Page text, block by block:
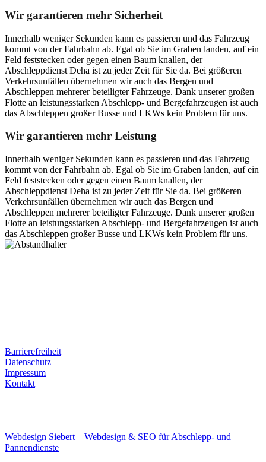
Wir garantieren mehr Sicherheit
Innerhalb weniger Sekunden kann es passieren und das Fahrzeug
kommt von der Fahrbahn ab. Egal ob Sie im Graben landen, auf ein
Feld feststecken oder gegen einen Baum knallen, der
Abschleppdienst Deha ist zu jeder Zeit für Sie da. Bei größeren
Verkehrsunfällen übernehmen wir auch das Bergen und
Abschleppen mehrerer beteiligter Fahrzeuge. Dank unserer großen
Flotte an leistungsstarken Abschlepp- und Bergefahrzeugen ist auch
das Abschleppen großer Busse und LKWs kein Problem für uns.
Wir garantieren mehr Leistung
Innerhalb weniger Sekunden kann es passieren und das Fahrzeug
kommt von der Fahrbahn ab. Egal ob Sie im Graben landen, auf ein
Feld feststecken oder gegen einen Baum knallen, der
Abschleppdienst Deha ist zu jeder Zeit für Sie da. Bei größeren
Verkehrsunfällen übernehmen wir auch das Bergen und
Abschleppen mehrerer beteiligter Fahrzeuge. Dank unserer großen
Flotte an leistungsstarken Abschlepp- und Bergefahrzeugen ist auch
das Abschleppen großer Busse und LKWs kein Problem für uns.
Barrierefreiheit
Datenschutz
Impressum
Kontakt
Webdesign Siebert – Webdesign & SEO für Abschlepp- und
Pannendienste